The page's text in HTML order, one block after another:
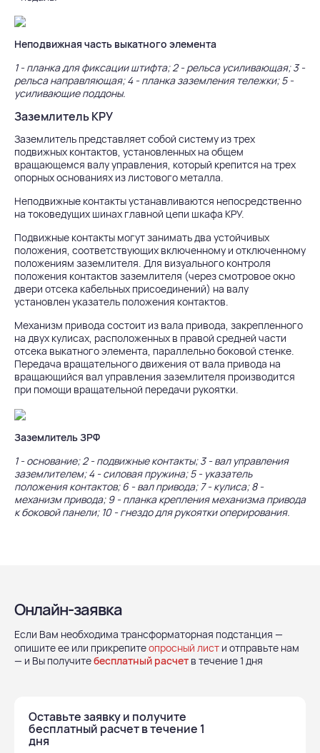
Неподвижная часть выкатного элемента
1 - планка для фиксации штифта; 2 - рельса усиливающая; 3 -
рельса направляющая; 4 - планка заземления тележки; 5 -
усиливающие поддоны.
Заземлитель КРУ
Заземлитель представляет собой систему из трех
подвижных контактов, установленных на общем
вращающемся валу управления, который крепится на трех
опорных основаниях из листового металла.
Неподвижные контакты устанавливаются непосредственно
на токоведущих шинах главной цепи шкафа КРУ.
Подвижные контакты могут занимать два устойчивых
положения, соответствующих включенному и отключенному
положениям заземлителя. Для визуального контроля
положения контактов заземлителя (через смотровое окно
двери отсека кабельных присоединений) на валу
установлен указатель положения контактов.
Механизм привода состоит из вала привода, закрепленного
на двух кулисах, расположенных в правой средней части
отсека выкатного элемента, параллельно боковой стенке.
Передача вращательного движения от вала привода на
вращающийся вал управления заземлителя производится
при помощи вращательной передачи рукоятки.
Заземлитель ЗРФ
1 - основание; 2 - подвижные контакты; 3 - вал управления
заземлителем; 4 - силовая пружина; 5 - указатель
положения контактов; 6 - вал привода; 7 - кулиса; 8 -
механизм привода; 9 - планка крепления механизма привода
к боковой панели; 10 - гнездо для рукоятки оперирования.
Онлайн-заявка
Если Вам необходима трансформаторная подстанция —
опишите ее или прикрепитеопросный лист и отправьте нам
— и Вы получитебесплатный расчет в течение 1 дня
Оставьте заявку и получите
бесплатный расчет в течение 1
дня